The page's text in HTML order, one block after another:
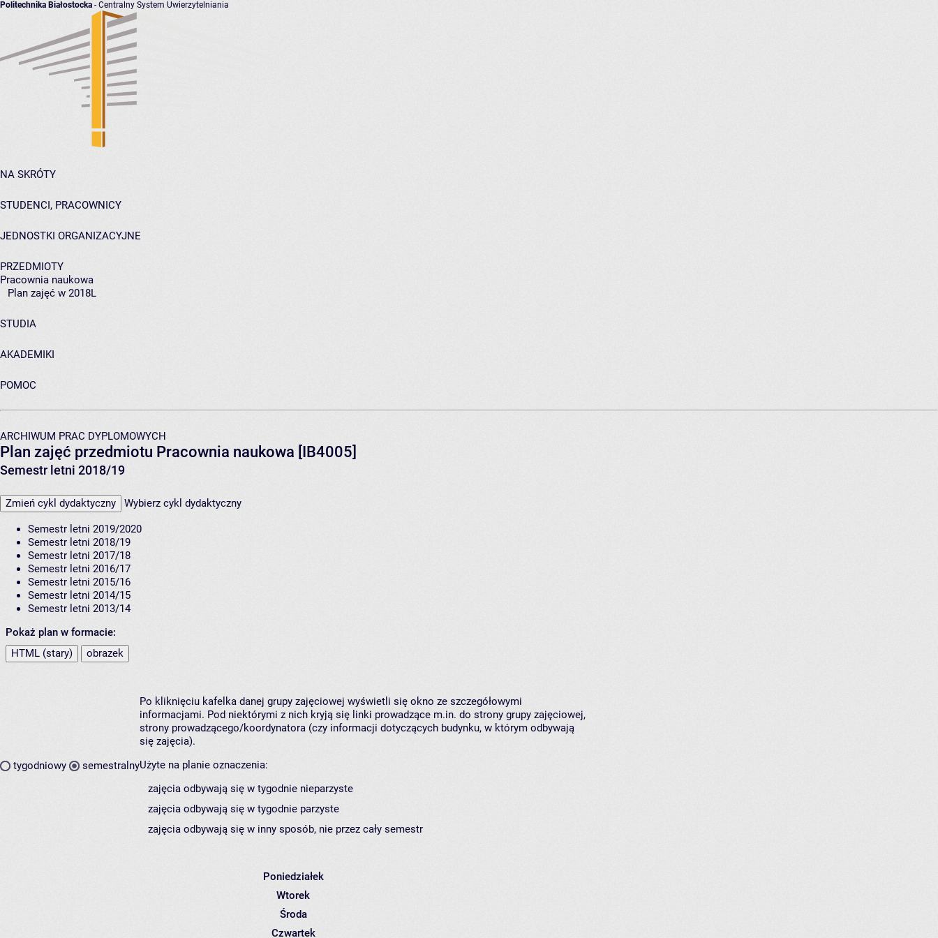
Politechnika Białostocka - Centralny System Uwierzytelniania
NA SKRÓTY
STUDENCI, PRACOWNICY
JEDNOSTKI ORGANIZACYJNE
PRZEDMIOTY
Pracownia naukowa
Plan zajęć w 2018L
STUDIA
AKADEMIKI
POMOC
ARCHIWUM PRAC DYPLOMOWYCH
Plan zajęć przedmiotu Pracownia naukowa [IB4005]
Semestr letni 2018/19
Zmień cykl dydaktyczny Wybierz cykl dydaktyczny
Semestr letni 2019/2020
Semestr letni 2018/19
Semestr letni 2017/18
Semestr letni 2016/17
Semestr letni 2015/16
Semestr letni 2014/15
Semestr letni 2013/14
Pokaż plan w formacie:
HTML (stary)
obrazek
tygodniowy semestralny
Po kliknięciu kafelka danej grupy zajęciowej wyświetli się okno ze szczegółowymi
informacjami. Pod niektórymi z nich kryją się linki prowadzące m.in. do strony grupy zajęciowej,
strony prowadzącego/koordynatora (czy informacji dotyczących budynku, w którym odbywają
się zajęcia).
Użyte na planie oznaczenia:
zajęcia odbywają się w tygodnie nieparzyste
zajęcia odbywają się w tygodnie parzyste
zajęcia odbywają się w inny sposób, nie przez cały semestr
Poniedziałek
Wtorek
Środa
Czwartek